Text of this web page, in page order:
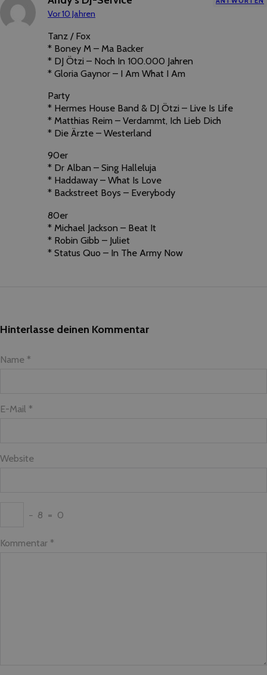
Vor 10 Jahren
Tanz / Fox
* Boney M – Ma Backer
* DJ Ötzi – Noch In 100.000 Jahren
* Gloria Gaynor – I Am What I Am
Party
* Hermes House Band & DJ Ötzi – Live Is Life
* Matthias Reim – Verdammt, Ich Lieb Dich
* Die Ärzte – Westerland
90er
* Dr Alban – Sing Halleluja
* Haddaway – What Is Love
* Backstreet Boys – Everybody
80er
* Michael Jackson – Beat It
* Robin Gibb – Juliet
* Status Quo – In The Army Now
Hinterlasse deinen Kommentar
Name *
E-Mail *
Website
− 8 = 0
Kommentar *